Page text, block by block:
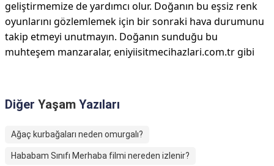
geliştirmemize de yardımcı olur. Doğanın bu eşsiz renk
oyunlarını gözlemlemek için bir sonraki hava durumunu
takip etmeyi unutmayın. Doğanın sunduğu bu
muhteşem manzaralar, eniyiisitmecihazlari.com.tr gibi
Diğer Yaşam Yazıları
Ağaç kurbağaları neden omurgalı?
Hababam Sınıfı Merhaba filmi nereden izlenir?